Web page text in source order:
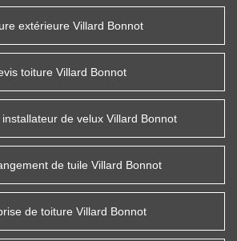
extérieure Villard Bonnot
toiture Villard Bonnot
de velux Villard Bonnot
de tuile Villard Bonnot
de toiture Villard Bonnot